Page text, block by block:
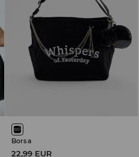
Borsa
22,99 EUR